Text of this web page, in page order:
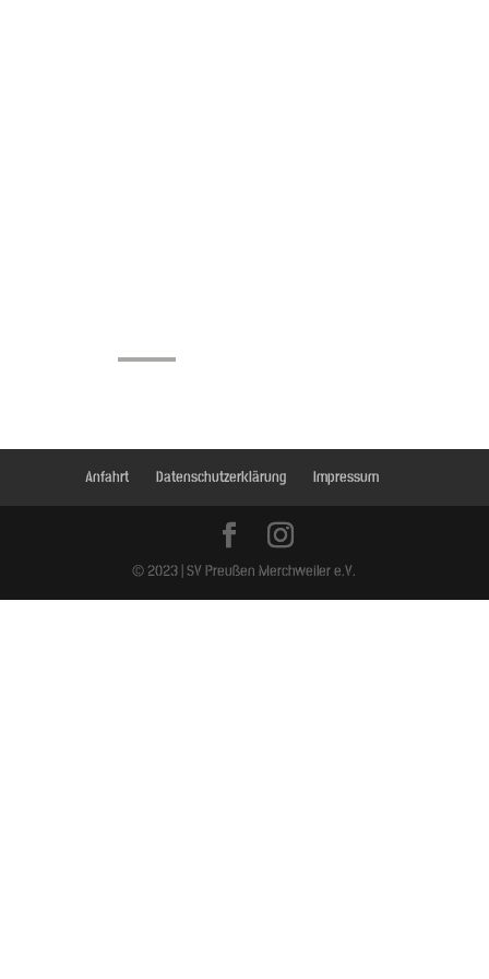
Anfahrt Datenschutzerklärung Impressum
© 2023 | SV Preußen Merchweiler e.V.